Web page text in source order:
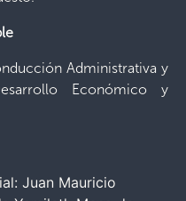
Administrativa y
Económico y
Juan Mauricio